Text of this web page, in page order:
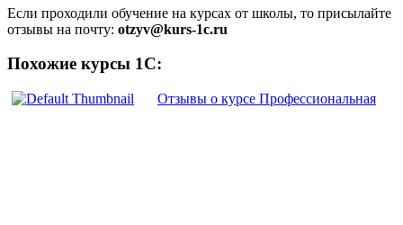
Если проходили обучение на курсах от школы, то присылайте
отзывы на почту: otzyv@kurs-1c.ru
Похожие курсы 1С:
Отзывы о курсе Профессиональная